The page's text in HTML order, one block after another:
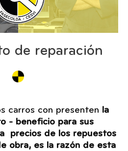
de reparación
carros con presenten la
- beneficio para sus
precios de los repuestos
obra, es la razón de esta